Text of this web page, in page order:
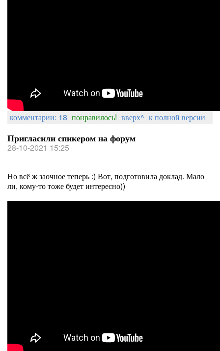
комментарии: 18 понравилось! вверх^ к полной версии
Пригласили спикером на форум
28-10-2021 15:25
Но всё ж заочное теперь :) Вот, подготовила доклад. Мало
ли, кому-то тоже будет интересно))